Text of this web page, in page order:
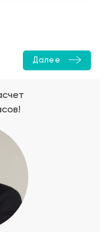
Далее